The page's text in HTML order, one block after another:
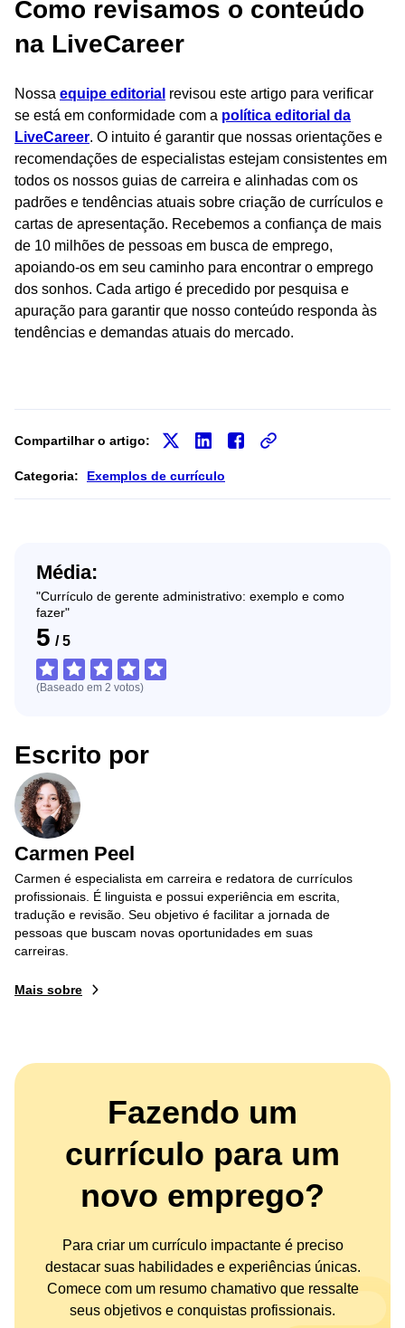
Como revisamos o conteúdo
na LiveCareer
Nossa equipe editorial revisou este artigo para verificar
se está em conformidade com a política editorial da
LiveCareer. O intuito é garantir que nossas orientações e
recomendações de especialistas estejam consistentes em
todos os nossos guias de carreira e alinhadas com os
padrões e tendências atuais sobre criação de currículos e
cartas de apresentação. Recebemos a confiança de mais
de 10 milhões de pessoas em busca de emprego,
apoiando-os em seu caminho para encontrar o emprego
dos sonhos. Cada artigo é precedido por pesquisa e
apuração para garantir que nosso conteúdo responda às
tendências e demandas atuais do mercado.
Compartilhar o artigo:
Categoria: Exemplos de currículo
Média:
"Currículo de gerente administrativo: exemplo e como
fazer"
5 / 5
(Baseado em 2 votos)
Escrito por
Carmen Peel
Carmen é especialista em carreira e redatora de currículos
profissionais. É linguista e possui experiência em escrita,
tradução e revisão. Seu objetivo é facilitar a jornada de
pessoas que buscam novas oportunidades em suas
carreiras.
Mais sobre
Fazendo um
currículo para um
novo emprego?
Para criar um currículo impactante é preciso
destacar suas habilidades e experiências únicas.
Comece com um resumo chamativo que ressalte
seus objetivos e conquistas profissionais.